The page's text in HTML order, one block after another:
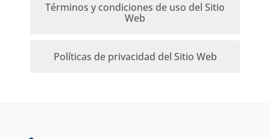
Términos y condiciones de uso del Sitio
Web
Políticas de privacidad del Sitio Web